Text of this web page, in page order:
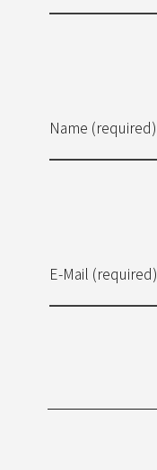
Name (required)
E-Mail (required)